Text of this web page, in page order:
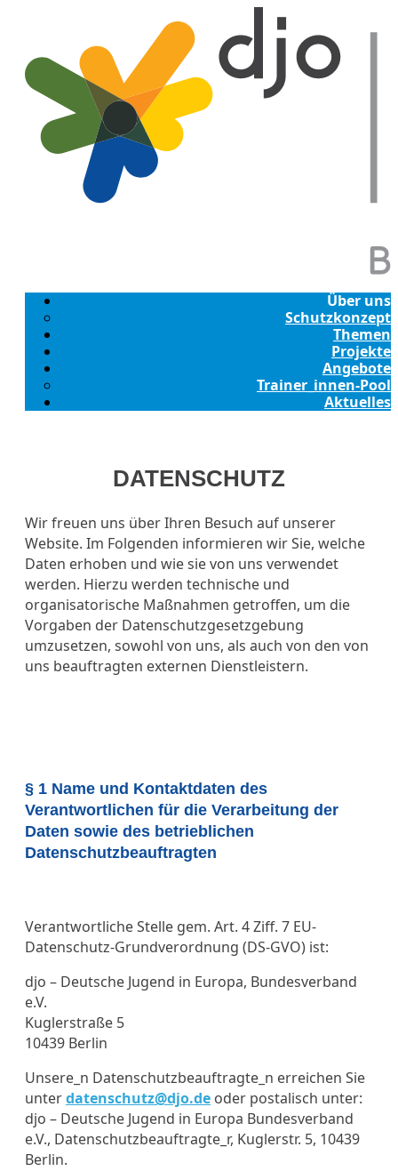
Über uns
Schutzkonzept
Themen
Projekte
Angebote
Trainer_innen-Pool
Aktuelles
DATENSCHUTZ
Wir freuen uns über Ihren Besuch auf unserer
Website. Im Folgenden informieren wir Sie, welche
Daten erhoben und wie sie von uns verwendet
werden. Hierzu werden technische und
organisatorische Maßnahmen getroffen, um die
Vorgaben der Datenschutzgesetzgebung
umzusetzen, sowohl von uns, als auch von den von
uns beauftragten externen Dienstleistern.
§ 1 Name und Kontaktdaten des
Verantwortlichen für die Verarbeitung der
Daten sowie des betrieblichen
Datenschutzbeauftragten
Verantwortliche Stelle gem. Art. 4 Ziff. 7 EU-
Datenschutz-Grundverordnung (DS-GVO) ist:
djo – Deutsche Jugend in Europa, Bundesverband
e.V.
Kuglerstraße 5
10439 Berlin
Unsere_n Datenschutzbeauftragte_n erreichen Sie
unterdatenschutz@djo.de oder postalisch unter:
djo – Deutsche Jugend in Europa Bundesverband
e.V., Datenschutzbeauftragte_r, Kuglerstr. 5, 10439
Berlin.